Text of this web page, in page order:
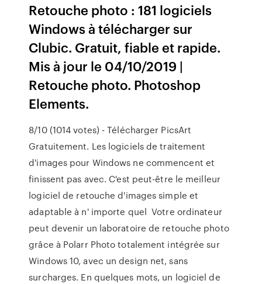
Retouche photo : 181 logiciels
Windows à télécharger sur
Clubic. Gratuit, fiable et rapide.
Mis à jour le 04/10/2019 |
Retouche photo. Photoshop
Elements.
8/10 (1014 votes) - Télécharger PicsArt
Gratuitement. Les logiciels de traitement
d'images pour Windows ne commencent et
finissent pas avec. C'est peut-être le meilleur
logiciel de retouche d'images simple et
adaptable à n' importe quel Votre ordinateur
peut devenir un laboratoire de retouche photo
grâce à Polarr Photo totalement intégrée sur
Windows 10, avec un design net, sans
surcharges. En quelques mots, un logiciel de